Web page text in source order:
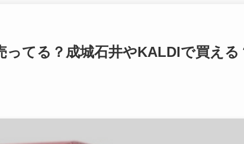
ってる？成城石井やKALDIで買える